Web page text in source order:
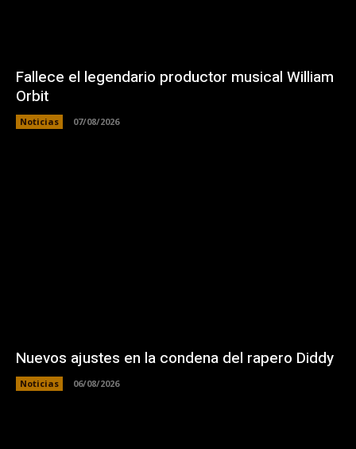
Fallece el legendario productor musical William
Orbit
Noticias 07/08/2026
Nuevos ajustes en la condena del rapero Diddy
Noticias 06/08/2026